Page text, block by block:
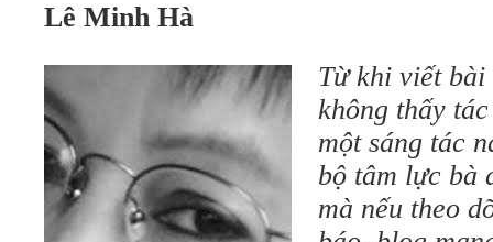
Lê Minh Hà
Từ khi viết
không thấy
một sáng tác
bộ tâm lực bà
mà nếu theo